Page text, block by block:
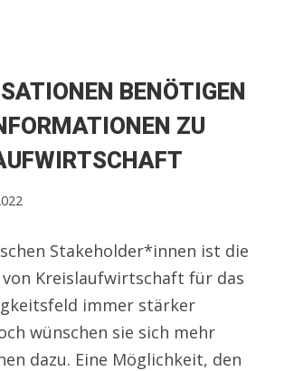
BENÖTIGEN
ZU
Stakeholder*innen ist die
Kreislaufwirtschaft für das
immer stärker
wünschen sie sich mehr
dazu. Eine Möglichkeit, den